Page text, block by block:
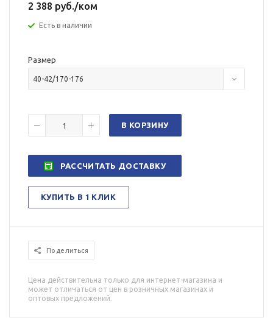
2 388 руб./ком
Есть в наличии
Размер
40-42/170-176
В КОРЗИНУ
РАССЧИТАТЬ ДОСТАВКУ
КУПИТЬ В 1 КЛИК
Поделиться
Цена действительна только для интернет-магазина и
может отличаться от цен в розничных магазинах и
оптовых предложений.